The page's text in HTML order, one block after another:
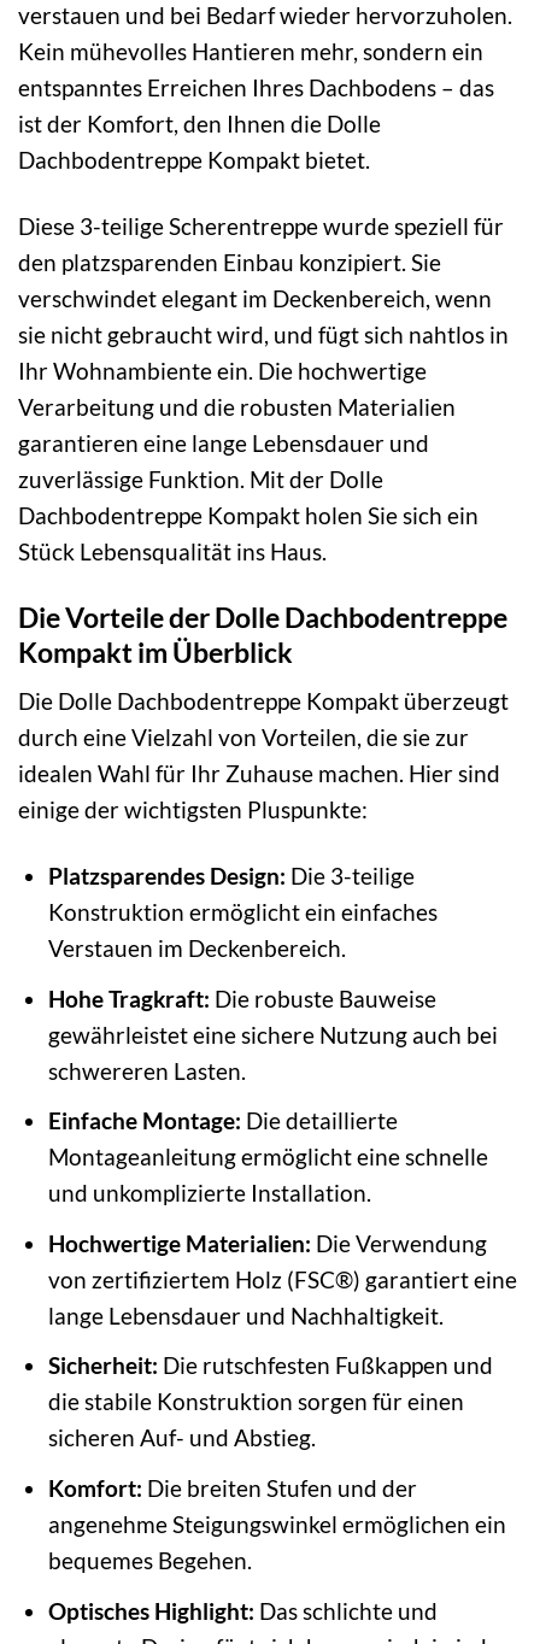
verstauen und bei Bedarf wieder hervorzuholen.
Kein mühevolles Hantieren mehr, sondern ein
entspanntes Erreichen Ihres Dachbodens – das
ist der Komfort, den Ihnen die Dolle
Dachbodentreppe Kompakt bietet.
Diese 3-teilige Scherentreppe wurde speziell für
den platzsparenden Einbau konzipiert. Sie
verschwindet elegant im Deckenbereich, wenn
sie nicht gebraucht wird, und fügt sich nahtlos in
Ihr Wohnambiente ein. Die hochwertige
Verarbeitung und die robusten Materialien
garantieren eine lange Lebensdauer und
zuverlässige Funktion. Mit der Dolle
Dachbodentreppe Kompakt holen Sie sich ein
Stück Lebensqualität ins Haus.
Die Vorteile der Dolle Dachbodentreppe
Kompakt im Überblick
Die Dolle Dachbodentreppe Kompakt überzeugt
durch eine Vielzahl von Vorteilen, die sie zur
idealen Wahl für Ihr Zuhause machen. Hier sind
einige der wichtigsten Pluspunkte:
Platzsparendes Design: Die 3-teilige
Konstruktion ermöglicht ein einfaches
Verstauen im Deckenbereich.
Hohe Tragkraft: Die robuste Bauweise
gewährleistet eine sichere Nutzung auch bei
schwereren Lasten.
Einfache Montage: Die detaillierte
Montageanleitung ermöglicht eine schnelle
und unkomplizierte Installation.
Hochwertige Materialien: Die Verwendung
von zertifiziertem Holz (FSC®) garantiert eine
lange Lebensdauer und Nachhaltigkeit.
Sicherheit: Die rutschfesten Fußkappen und
die stabile Konstruktion sorgen für einen
sicheren Auf- und Abstieg.
Komfort: Die breiten Stufen und der
angenehme Steigungswinkel ermöglichen ein
bequemes Begehen.
Optisches Highlight: Das schlichte und